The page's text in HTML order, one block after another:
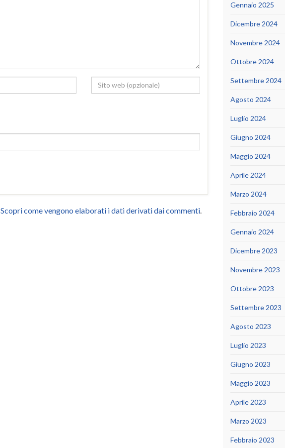
Scopri come vengono elaborati i dati derivati dai commenti.
Gennaio 2025
Dicembre 2024
Novembre 2024
Ottobre 2024
Settembre 2024
Agosto 2024
Luglio 2024
Giugno 2024
Maggio 2024
Aprile 2024
Marzo 2024
Febbraio 2024
Gennaio 2024
Dicembre 2023
Novembre 2023
Ottobre 2023
Settembre 2023
Agosto 2023
Luglio 2023
Giugno 2023
Maggio 2023
Aprile 2023
Marzo 2023
Febbraio 2023